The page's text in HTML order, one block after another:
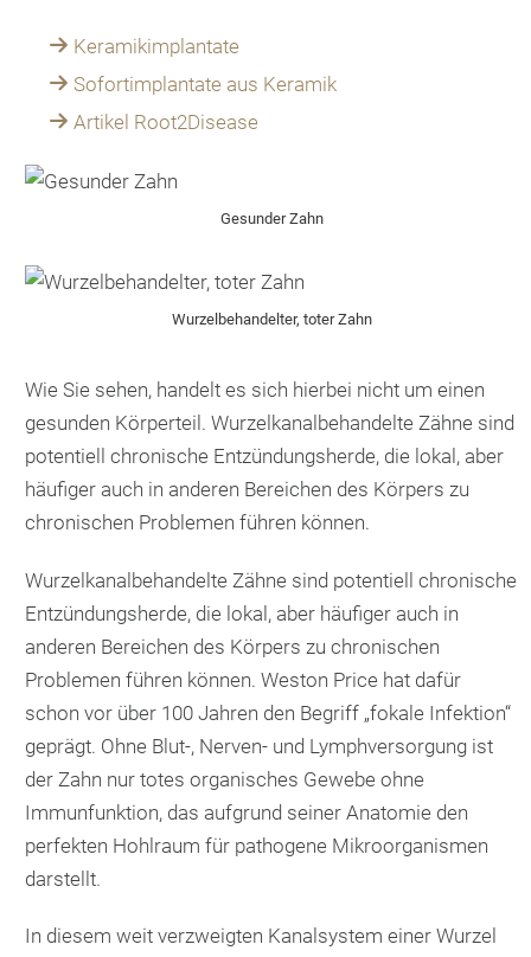
Keramikimplantate
Sofortimplantate aus Keramik
Artikel Root2Disease
Gesunder Zahn
Wurzelbehandelter, toter Zahn
Wie Sie sehen, handelt es sich hierbei nicht um einen
gesunden Körperteil. Wurzelkanalbehandelte Zähne sind
potentiell chronische Entzündungsherde, die lokal, aber
häufiger auch in anderen Bereichen des Körpers zu
chronischen Problemen führen können.
Wurzelkanalbehandelte Zähne sind potentiell chronische
Entzündungsherde, die lokal, aber häufiger auch in
anderen Bereichen des Körpers zu chronischen
Problemen führen können. Weston Price hat dafür
schon vor über 100 Jahren den Begriff „fokale Infektion“
geprägt. Ohne Blut-, Nerven- und Lymphversorgung ist
der Zahn nur totes organisches Gewebe ohne
Immunfunktion, das aufgrund seiner Anatomie den
perfekten Hohlraum für pathogene Mikroorganismen
darstellt.
In diesem weit verzweigten Kanalsystem einer Wurzel